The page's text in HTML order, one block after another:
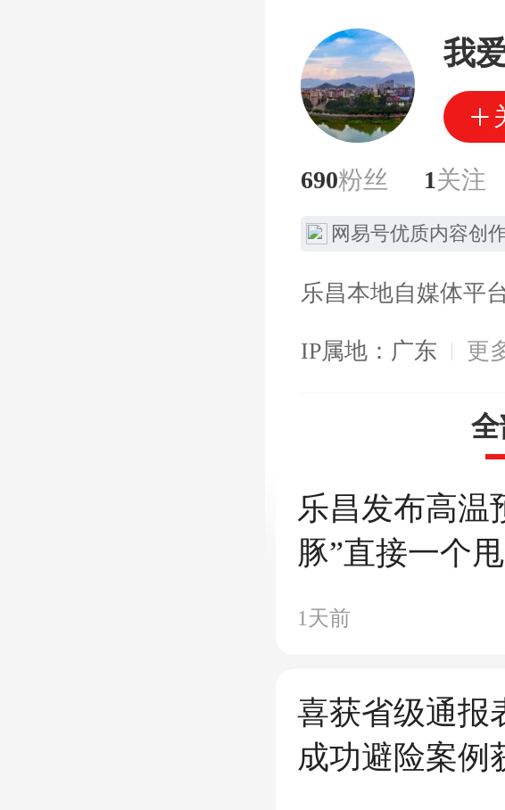
我
690粉丝 1关注
网易号优质内容创
乐昌本地自媒体平
IP属地：广东 更
乐昌发布高温
豚”直接一个
当空调外机了？
1天前
喜获省级通报
成功避险案例